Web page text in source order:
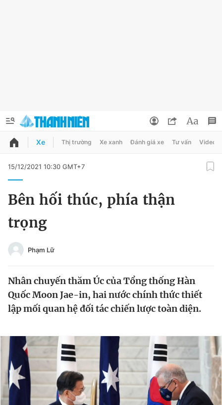
QUẢNG CÁO
Chào ngày mới
Tin thị trường Tin 360
Video Magazine
Sản phẩm khác
Tiện ích Bạn cần biết
Đổi mật khẩu
Tin đã lưu
Xe Thị trường Xe xanh Đánh giá xe Tư vấn Video
15/12/2021 10:30 GMT+7
Bên hối thúc, phía thận
trọng
Phạm Lữ
Nhân chuyến thăm Úc của Tổng thống Hàn
Quốc Moon Jae-in, hai nước chính thức thiết
lập mối quan hệ đối tác chiến lược toàn diện.